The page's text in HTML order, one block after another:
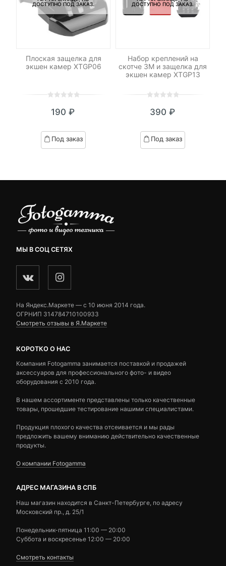
ДОСТУПНО ПОД ЗАКАЗ.
Плоская защелка для
экшен камер XTGP06
out
based
on
190 ₽
Под заказ
ДОСТУПНО ПОД ЗАКАЗ.
Набор креплений на
скотче 3М и защелка для
экшен камер XTGP13
out
based
on
390 ₽
Под заказ
МЫ В СОЦ СЕТЯХ
На Яндекс.Маркете — c 10 июня 2014 года.
ОГРНИП 314784710100933
Смотреть отзывы в Я.Маркете
КОРОТКО О НАС
Компания Fotogamma занимается поставкой и продажей
аксессуаров для профессионального фото- и видео
оборудования с 2010 года.
В нашем ассортименте представлены только качественные
товары, прошедшие тестирование нашими специалистами.
Продукция плохого качества отсеивается и мы рады
предложить вашему вниманию действительно качественные
продукты.
О компании Fotogamma
АДРЕС МАГАЗИНА В СПБ
Наш магазин находится в Санкт-Петербурге, по адресу
Московский пр., д. 25/1
Понедельник-пятница 11:00 — 20:00
Суббота и воскресенье 12:00 — 20:00
Смотреть контакты